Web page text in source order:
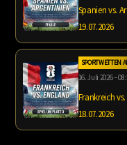
Spanien vs.
19.07.2026
SPORTWETTEN
16. Juli 2026 –
Frankreich
18.07.2026